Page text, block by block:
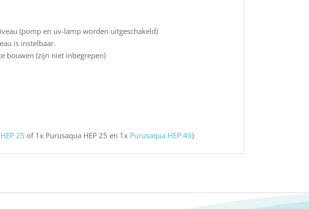
(pomp en uv-lamp worden uitgeschakeld)
is instelbaar.
bouwen (zijn niet inbegrepen)
25 of 1x Purusaqua HEP 25 en 1x Purusaqua HEP 40)